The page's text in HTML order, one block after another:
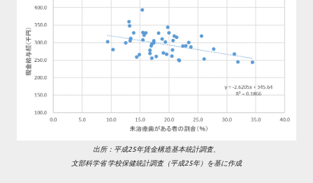
出所：平成25年賃金構造基本統計調査、
文部科学省 学校保健統計調査（平成25年）を基に作成